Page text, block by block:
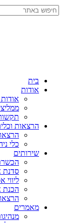
בית
אודות
הרצאות
כלי
שירותים
סדנת
ליווי
הכנת
מאמרים